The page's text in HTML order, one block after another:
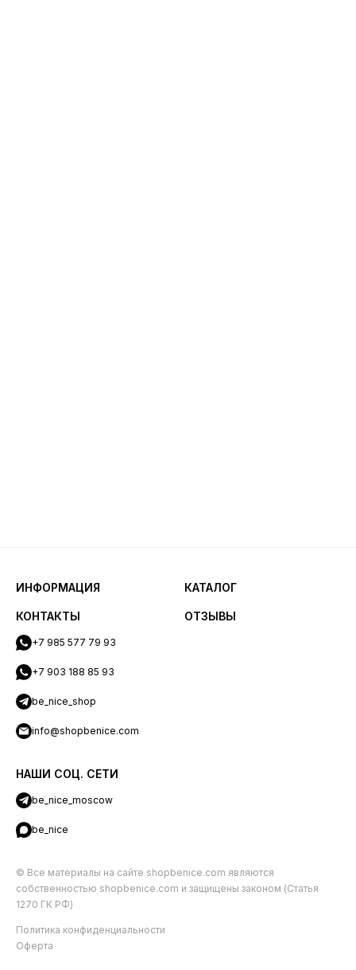
ИНФОРМАЦИЯ КАТАЛОГ
КОНТАКТЫ
+7 985 577 79 93
+7 903 188 85 93
be_nice_shop
info@shopbenice.com
НАШИ СОЦ. СЕТИ
be_nice_moscow
be_nice
ОТЗЫВЫ
© Все материалы на сайте shopbenice.com являются
собственностью shopbenice.com и защищены законом (Статья
1270 ГК РФ)
Политика конфиденциальности
Оферта